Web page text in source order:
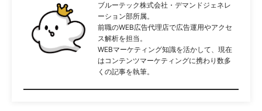
ブルーテック株式会社・デマンドジェネレ
ーション部所属。
前職のWEB広告代理店で広告運用やアクセ
ス解析を担当。
WEBマーケティング知識を活かして、現在
はコンテンツマーケティングに携わり数多
くの記事を執筆。